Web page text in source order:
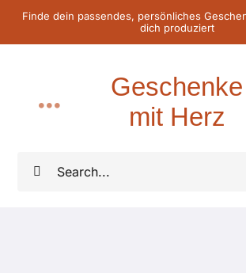
ZumFinde dein passendes, persönliches
dich produziert
Suche
Toggle
Navigation
Geschenke
mit Herz